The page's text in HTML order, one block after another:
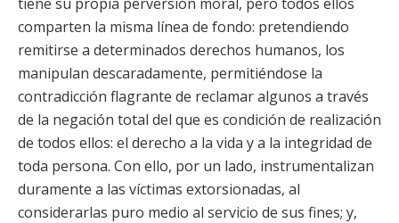
comparten la misma línea de fondo: pretendiendo
remitirse a determinados derechos humanos, los
manipulan descaradamente, permitiéndose la
contradicción flagrante de reclamar algunos a través
de la negación total del que es condición de realización
de todos ellos: el derecho a la vida y a la integridad de
toda persona. Con ello, por un lado, instrumentalizan
duramente a las víctimas extorsionadas, al
considerarlas puro medio al servicio de sus fines; y,